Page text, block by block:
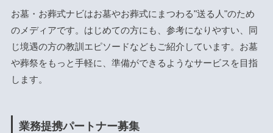
お墓・お葬式ナビはお墓やお葬式にまつわる"送る人"のため
のメディアです。はじめての方にも、参考になりやすい、同
じ境遇の方の教訓エピソードなどもご紹介しています。お墓
や葬祭をもっと手軽に、準備ができるようなサービスを目指
します。
業務提携パートナー募集